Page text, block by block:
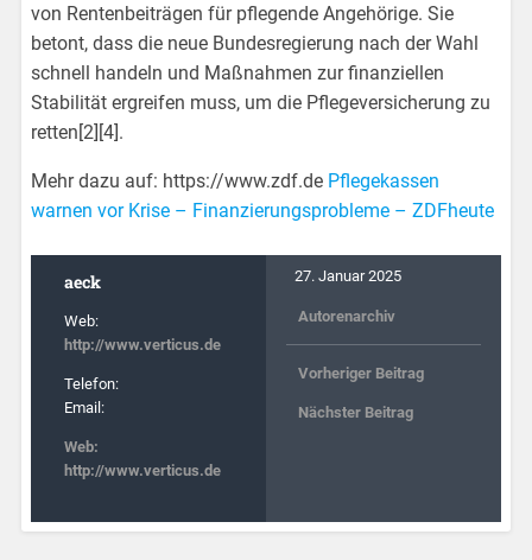
von Rentenbeiträgen für pflegende Angehörige. Sie
betont, dass die neue Bundesregierung nach der Wahl
schnell handeln und Maßnahmen zur finanziellen
Stabilität ergreifen muss, um die Pflegeversicherung zu
retten[2][4].
Mehr dazu auf: https://www.zdf.de Pflegekassen
warnen vor Krise – Finanzierungsprobleme – ZDFheute
aeck
Web:
http://www.verticus.de
Telefon:
Email:
Web:
http://www.verticus.de
27. Januar 2025
Autorenarchiv
Vorheriger Beitrag
Nächster Beitrag